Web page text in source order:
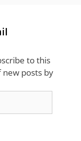
to this
new posts by